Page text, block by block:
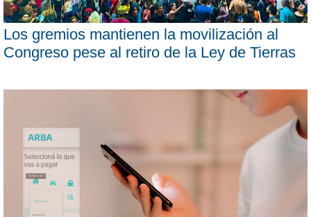
Los gremios mantienen la movilización al
Congreso pese al retiro de la Ley de Tierras